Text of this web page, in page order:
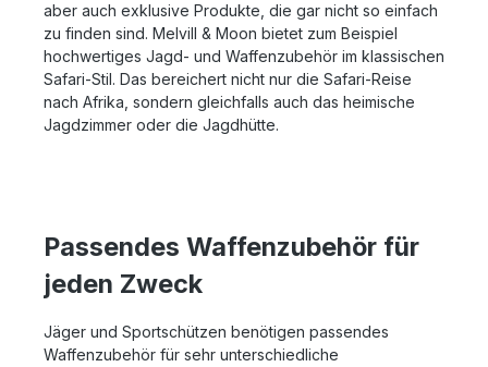
aber auch exklusive Produkte, die gar nicht so einfach
zu finden sind. Melvill & Moon bietet zum Beispiel
hochwertiges Jagd- und Waffenzubehör im klassischen
Safari-Stil. Das bereichert nicht nur die Safari-Reise
nach Afrika, sondern gleichfalls auch das heimische
Jagdzimmer oder die Jagdhütte.
Passendes Waffenzubehör für
jeden Zweck
Jäger und Sportschützen benötigen passendes
Waffenzubehör für sehr unterschiedliche